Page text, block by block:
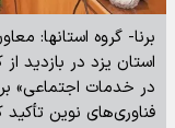
برنا- گروه استانها:
استان یزد در بازدید
در خدمات اجتماعی» بر
فناوری‌های نوین تأکید